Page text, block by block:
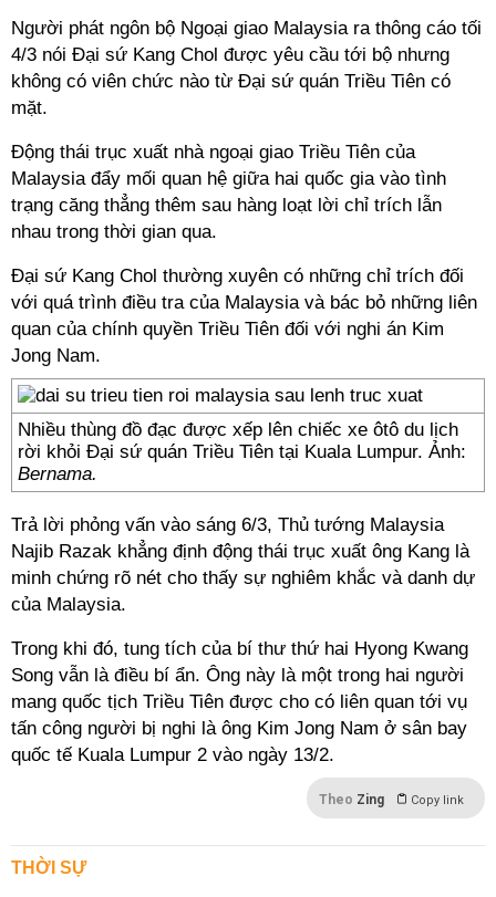
Người phát ngôn bộ Ngoại giao Malaysia ra thông cáo tối
4/3 nói Đại sứ Kang Chol được yêu cầu tới bộ nhưng
không có viên chức nào từ Đại sứ quán Triều Tiên có
mặt.
Động thái trục xuất nhà ngoại giao Triều Tiên của
Malaysia đẩy mối quan hệ giữa hai quốc gia vào tình
trạng căng thẳng thêm sau hàng loạt lời chỉ trích lẫn
nhau trong thời gian qua.
Đại sứ Kang Chol thường xuyên có những chỉ trích đối
với quá trình điều tra của Malaysia và bác bỏ những liên
quan của chính quyền Triều Tiên đối với nghi án Kim
Jong Nam.
Nhiều thùng đồ đạc được xếp lên chiếc xe ôtô du lịch
rời khỏi Đại sứ quán Triều Tiên tại Kuala Lumpur. Ảnh:
Bernama.
Trả lời phỏng vấn vào sáng 6/3, Thủ tướng Malaysia
Najib Razak khẳng định động thái trục xuất ông Kang là
minh chứng rõ nét cho thấy sự nghiêm khắc và danh dự
của Malaysia.
Trong khi đó, tung tích của bí thư thứ hai Hyong Kwang
Song vẫn là điều bí ẩn. Ông này là một trong hai người
mang quốc tịch Triều Tiên được cho có liên quan tới vụ
tấn công người bị nghi là ông Kim Jong Nam ở sân bay
quốc tế Kuala Lumpur 2 vào ngày 13/2.
Theo Zing Copy link
THỜI SỰ